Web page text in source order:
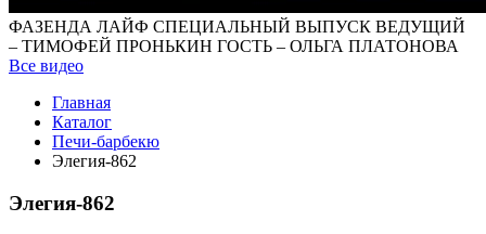
ФАЗЕНДА ЛАЙФ СПЕЦИАЛЬНЫЙ ВЫПУСК ВЕДУЩИЙ
– ТИМОФЕЙ ПРОНЬКИН ГОСТЬ – ОЛЬГА ПЛАТОНОВА
Все видео
Главная
Каталог
Печи-барбекю
Элегия-862
Элегия-862